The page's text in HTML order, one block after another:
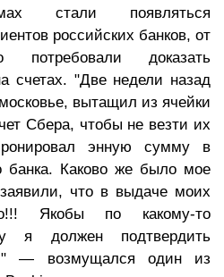
стали появляться
российских банков, от
потребовали доказать
счетах. "Две недели назад
вытащил из ячейки
Сбера, чтобы не везти их
энную сумму в
банка. Каково же было мое
что в выдаче моих
Якобы по какому-то
я должен подтвердить
— возмущался один из